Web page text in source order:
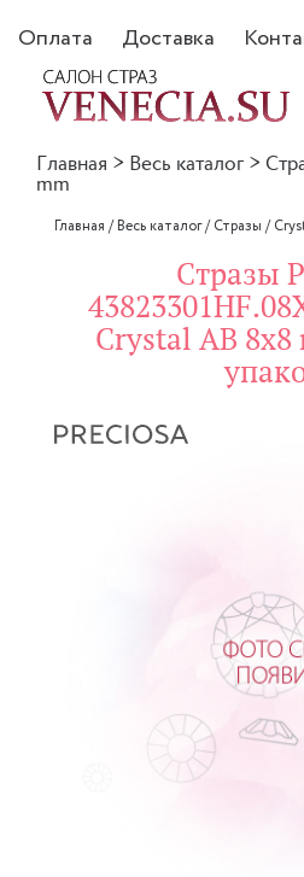
Оплата Доставка
Главная > Весь каталог >
mm
Главная /Весь каталог/Стразы /
Стразы
Crystal AB 8x8